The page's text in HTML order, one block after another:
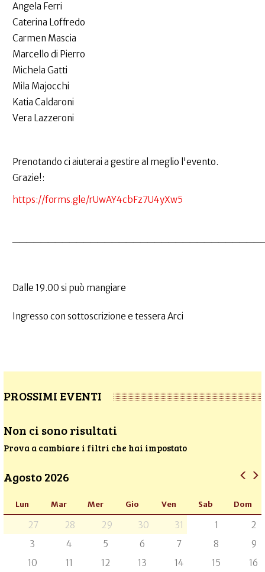
Angela Ferri
Caterina Loffredo
Carmen Mascia
Marcello di Pierro
Michela Gatti
Mila Majocchi
Katia Caldaroni
Vera Lazzeroni
Prenotando ci aiuterai a gestire al meglio l'evento.
Grazie!:
https://forms.gle/rUwAY4cbFz7U4yXw5
Dalle 19.00 si può mangiare
Ingresso con sottoscrizione e tessera Arci
PROSSIMI EVENTI
Non ci sono risultati
Prova a cambiare i filtri che hai impostato
Agosto 2026
Lun Mar Mer Gio Ven Sab Dom
27 28 29 30 31 1
2
3
4 5 6 7 8
9
10
11 12 13 14 15
16